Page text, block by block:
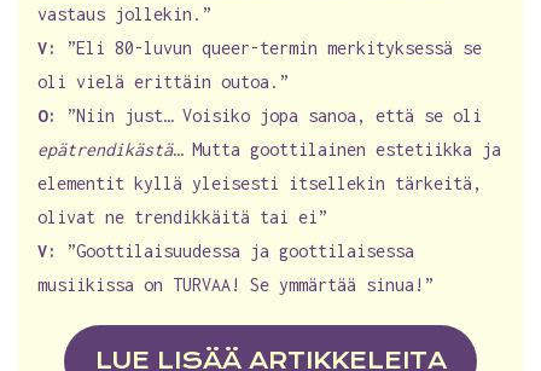
vastaus jollekin.”
V:
”Eli 80-luvun queer-termin merkityksessä se
oli vielä erittäin outoa.”
O:
”Niin just… Voisiko jopa sanoa, että se oli
epätrendikästä… Mutta goottilainen estetiikka ja
elementit kyllä yleisesti itsellekin tärkeitä,
olivat ne trendikkäitä tai ei”
V:
”Goottilaisuudessa ja goottilaisessa
musiikissa on TURVAA! Se ymmärtää sinua!”
LUE LISÄÄ ARTIKKELEITA